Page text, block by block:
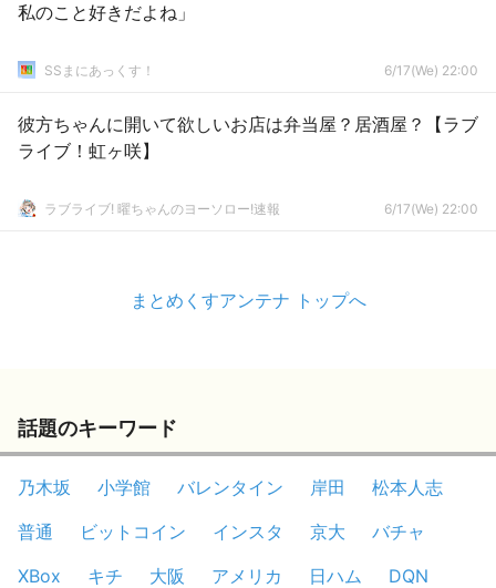
私のこと好きだよね」
SSまにあっくす！ 6/17(We) 22:00
彼方ちゃんに開いて欲しいお店は弁当屋？居酒屋？【ラブ
ライブ！虹ヶ咲】
ラブライブ! 曜ちゃんのヨーソロー!速報 6/17(We) 22:00
まとめくすアンテナ トップへ
話題のキーワード
乃木坂 小学館 バレンタイン 岸田
松本人志
普通
ビットコイン インスタ 京大
バチャ
XBox
キチ 大阪 アメリカ 日ハム
DQN